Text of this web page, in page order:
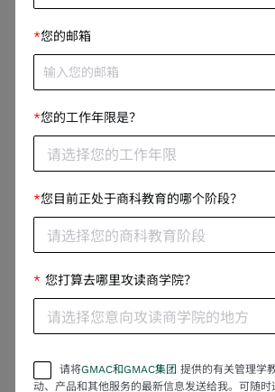
在看一个交易的时候，可能会更多的看
是看到它机遇的那一面。但我会觉得这
可能的人。所以在我从业的过程中，我
之后会走创业的路径。”
商业的力量去解决社会问题。所以我设
生。。想要来Oxford读MBA，也是因为
是在社会影响力是非常强的。我刚入学
方向，也在利用牛津的这个平台的资源
的探索和尝试。”
*您的邮箱
*您的工作年限是？
*您目前正处于商科教育的哪个阶段？
* 您打算去哪里攻读商学院？
请将GMAC和GMAC集团 提供的有关管理学
动、产品和其他服务的最新信息发送给我。可随时